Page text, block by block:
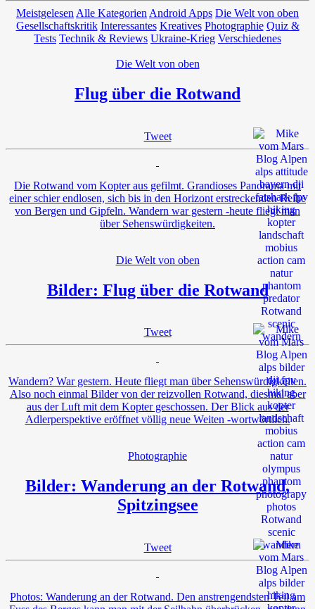
Meistgelesen Alle Kategorien Android Apps Die Welt von oben
Gesellschaftskritik Interessantes Kreatives Photographie Quiz &
Tests Technik & Reviews Ukraine-Krieg Verschiedenes
Die Welt von oben
Flug über die Rotwand
Tweet
Die Rotwand vom Kopter aus gefilmt. Grandioses Panorama mit
einer schier endlosen, sich bis in den Horizont erstreckenden Reihe
von Bergen und Gipfeln. Wandern war gestern -heute fliegt man
über Sehenswürdigkeiten.
Die Welt von oben
Bilder: Flug über die Rotwand
Tweet
Wandern? War gestern. Heute fliegt man über Sehenswürdigkeiten.
Also noch einmal Bilder von der reizvollen Rotwand, diesmal aber
aus der Luft mit dem Kopter geschossen. Der Blick aus der
Adlerperspektive eröffnet völlig neue Weiten -wortwörtlich.
Photographie
Bilder: Wanderung an der Rotwand,
Spitzingsee
Tweet
Photos: Wanderung an der Rotwand. Den anstrengendsten Teil am